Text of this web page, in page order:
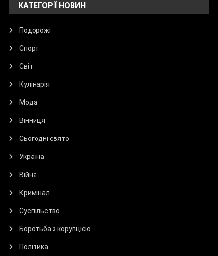
КАТЕГОРІЇ НОВИН
Подорожі
Спорт
Світ
Кулінарія
Мода
Вінниця
Сьогодні свято
Україна
Війна
Кримінал
Суспільство
Боротьба з корупцією
Політика